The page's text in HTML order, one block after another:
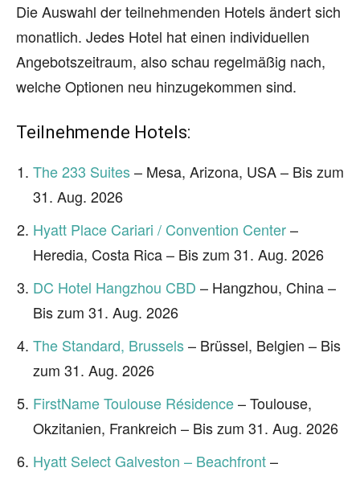
Die Auswahl der teilnehmenden Hotels ändert sich
monatlich. Jedes Hotel hat einen individuellen
Angebotszeitraum, also schau regelmäßig nach,
welche Optionen neu hinzugekommen sind.
Teilnehmende Hotels:
The 233 Suites– Mesa, Arizona, USA – Bis zum
31. Aug. 2026
Hyatt Place Cariari / Convention Center–
Heredia, Costa Rica – Bis zum 31. Aug. 2026
DC Hotel Hangzhou CBD – Hangzhou, China –
Bis zum 31. Aug. 2026
The Standard, Brussels– Brüssel, Belgien – Bis
zum 31. Aug. 2026
FirstName Toulouse Résidence– Toulouse,
Okzitanien, Frankreich – Bis zum 31. Aug. 2026
Hyatt Select Galveston – Beachfront–